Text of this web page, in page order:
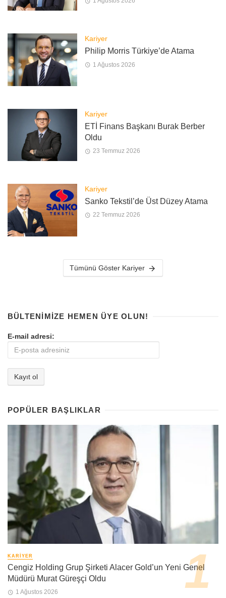
Kariyer
Philip Morris Türkiye’de Atama
1 Ağustos 2026
Kariyer
ETİ Finans Başkanı Burak Berber
Oldu
23 Temmuz 2026
Kariyer
Sanko Tekstil’de Üst Düzey Atama
22 Temmuz 2026
Tümünü Göster Kariyer
BÜLTENIMIZE HEMEN ÜYE OLUN!
E-mail adresi:
POPÜLER BAŞLIKLAR
KARIYER
Cengiz Holding Grup Şirketi Alacer Gold’un Yeni Genel
Müdürü Murat Güreşçi Oldu
1 Ağustos 2026